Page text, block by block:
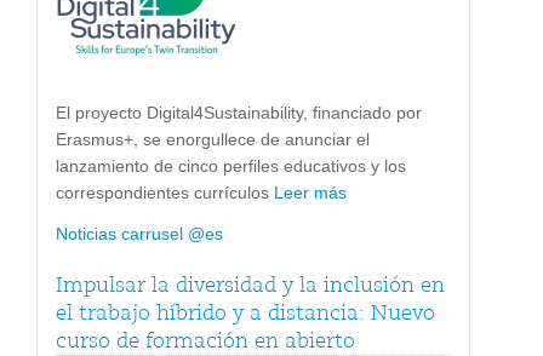
El proyecto Digital4Sustainability, financiado por
Erasmus+, se enorgullece de anunciar el
lanzamiento de cinco perfiles educativos y los
correspondientes currículos Leer más
Noticias carrusel @es
Impulsar la diversidad y la inclusión en
el trabajo híbrido y a distancia: Nuevo
curso de formación en abierto